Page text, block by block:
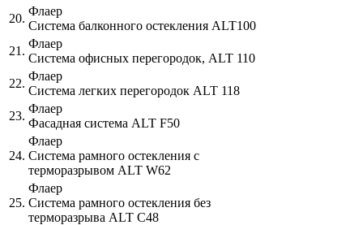
20.
Флаер
Система балконного остекления ALT100
21.
Флаер
Система офисных перегородок, ALT 110
22.
Флаер
Система легких перегородок ALT 118
23.
Флаер
Фасадная система ALT F50
24.
Флаер
Система рамного остекления c
терморазрывом ALT W62
25.
Флаер
Система рамного остекления без
терморазрыва ALT C48